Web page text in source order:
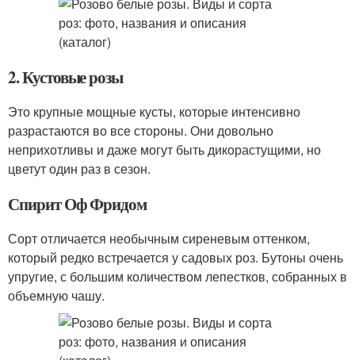
2. Кустовые розы
Это крупные мощные кусты, которые интенсивно
разрастаются во все стороны. Они довольно
неприхотливы и даже могут быть дикорастущими, но
цветут один раз в сезон.
Спирит Оф Фридом
Сорт отличается необычным сиреневым оттенком,
который редко встречается у садовых роз. Бутоны очень
упругие, с большим количеством лепестков, собранных в
объемную чашу.